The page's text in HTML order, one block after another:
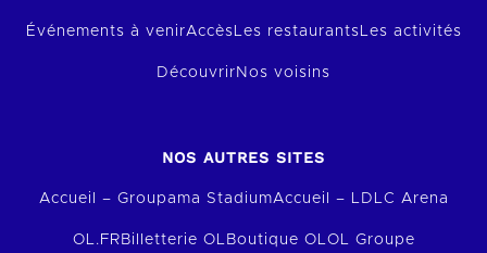
Événements à venirAccès Les restaurants Les activités
Découvrir Nos voisins
NOS AUTRES SITES
Accueil – Groupama StadiumAccueil – LDLC Arena
OL.FR Billetterie OL Boutique OL OL Groupe